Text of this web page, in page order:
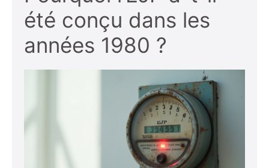
été conçu dans les
années 1980 ?